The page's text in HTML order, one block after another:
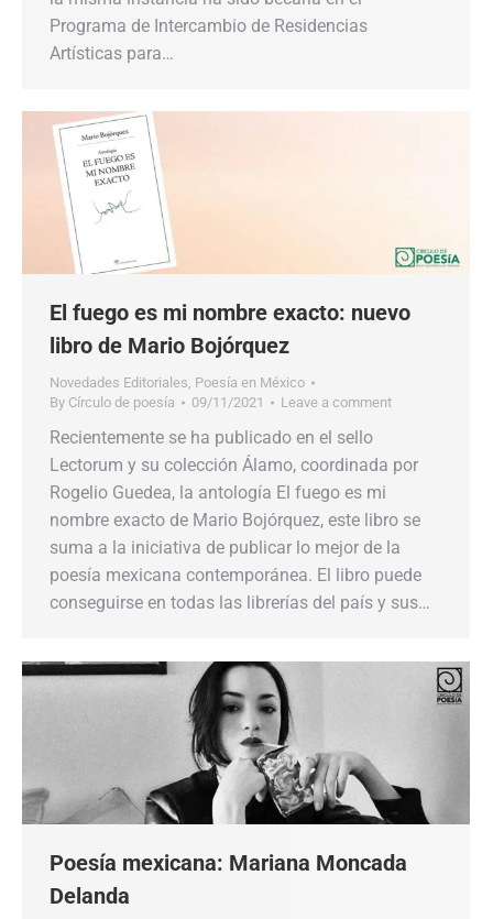
Programa de Intercambio de Residencias
Artísticas para…
El fuego es mi nombre exacto: nuevo
libro de Mario Bojórquez
Novedades Editoriales, Poesía en México
By Círculo de poesía 09/11/2021 Leave a comment
Recientemente se ha publicado en el sello
Lectorum y su colección Álamo, coordinada por
Rogelio Guedea, la antología El fuego es mi
nombre exacto de Mario Bojórquez, este libro se
suma a la iniciativa de publicar lo mejor de la
poesía mexicana contemporánea. El libro puede
conseguirse en todas las librerías del país y sus…
Poesía mexicana: Mariana Moncada
Delanda